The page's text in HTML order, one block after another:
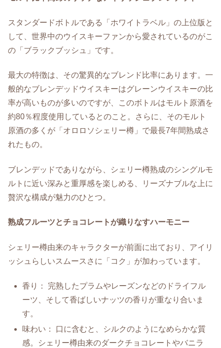
スタンダードボトルである「ホワイトラベル」の上位版と
して、世界中のウイスキーファンから愛されているのがこ
の「ブラックブッシュ」です。
最大の特徴は、その驚異的なブレンド比率にあります。一
般的なブレンデッドウイスキーはグレーンウイスキーの比
率が高いものが多いのですが、このボトルはモルト原酒を
約80％程度使用しているとのこと。さらに、そのモルト
原酒の多くが「オロロソシェリー樽」で最長7年間熟成さ
れたもの。
ブレンデッドでありながら、シェリー樽熟成のシングルモ
ルトに近い深みと重厚感を楽しめる、リーズナブルな上に
贅沢な構成が魅力のひとつ。
熟成フルーツとチョコレートが織りなすハーモニー
シェリー樽由来のキャラクターが前面に出ており、アイリ
ッシュらしいスムースさに「コク」が加わっています。
香り： 完熟したプラムやレーズンなどのドライフル
ーツ、そして香ばしいナッツの香りが重なり合いま
す。
味わい： 口に含むと、シルクのようになめらかな質
感。シェリー樽由来のダークチョコレートやバニラ